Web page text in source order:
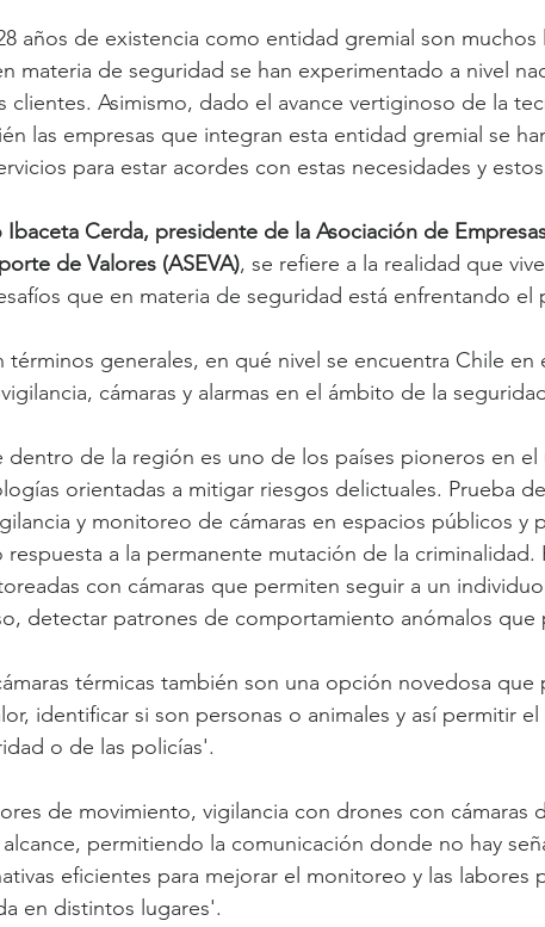
años de existencia como entidad gremial son
materia de seguridad se han experimentado a nivel
clientes. Asimismo, dado el avance vertiginoso de la
las empresas que integran esta entidad gremial se
para estar acordes con estas necesidades y
Ibaceta Cerda, presidente de la Asociación de
de Valores (ASEVA), se refiere a la realidad que
que en materia de seguridad está enfrentando el
generales, en qué nivel se encuentra Chile
cámaras y alarmas en el ámbito de la
dentro de la región es uno de los países pioneros en el
orientadas a mitigar riesgos delictuales. Prueba
y monitoreo de cámaras en espacios públicos y
respuesta a la permanente mutación de la criminalidad.
con cámaras que permiten seguir a un
detectar patrones de comportamiento anómalos
térmicas también son una opción novedosa
identificar si son personas o animales y así permitir
o de las policías'.
de movimiento, vigilancia con drones con cámaras
alcance, permitiendo la comunicación donde no hay
eficientes para mejorar el monitoreo y las labores
en distintos lugares'.